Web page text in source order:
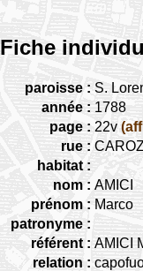
Fiche
paroisse : S.
année : 1788
page : 22v
rue :
habitat :
nom : AMICI
prénom : Marco
patronyme :
référent : AMICI
relation :